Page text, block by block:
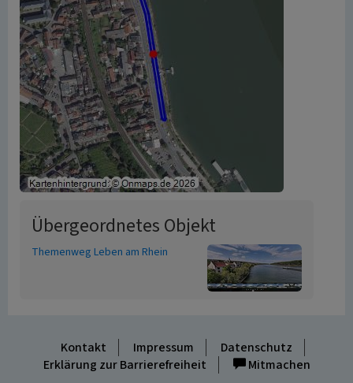
Übergeordnetes Objekt
Themenweg Leben am Rhein
Kontakt Impressum
Datenschutz
Erklärung zur Barrierefreiheit
Mitmachen